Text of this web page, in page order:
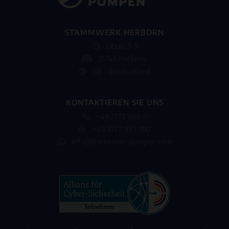
STAMMWERK HERBORN
KONTAKTIEREN SIE UNS